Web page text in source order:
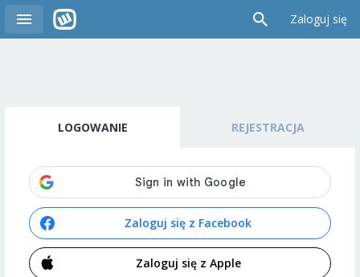
Zaloguj się
LOGOWANIE REJESTRACJA
Zaloguj się z Facebook
Zaloguj się z Apple